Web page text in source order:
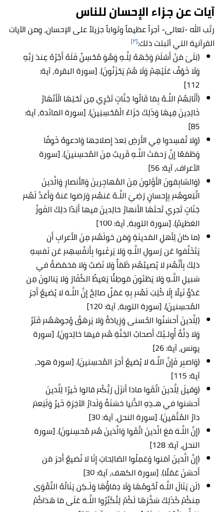
آيات عن جزاء الإحسان للناس
رتّب الله -تعالى- أجراً عظيماً وثواباً جزيلاً على الإحسان، ومن الآيات
القرآنية التي أثبتت ذلك:[٢]
(بَلَىٰ مَنْ أَسْلَمَ وَجْهَهُ لِلَّـهِ وَهُوَ مُحْسِنٌ فَلَهُ أَجْرُهُ عِندَ رَبِّهِ
وَلَا خَوْفٌ عَلَيْهِمْ وَلَا هُمْ يَحْزَنُونَ). [سورة البقرة، آية:
112]
(أَثَابَهُمُ اللَّـهُ بِمَا قَالُوا جَنَّاتٍ تَجْرِي مِن تَحْتِهَا الْأَنْهَارُ
خَالِدِينَ فِيهَا وَذَلِكَ جَزَاءُ الْمُحْسِنِينَ). [سورة المائدة، آية:
85]
(وَلا تُفسِدوا فِي الأَرضِ بَعدَ إِصلاحِها وَادعوهُ خَوفًا
وَطَمَعًا إِنَّ رَحمَتَ اللَّـهِ قَريبٌ مِنَ المُحسِنينَ). [سورة
الأعراف، آية: 56]
(وَالسّابِقونَ الأَوَّلونَ مِنَ المُهاجِرينَ وَالأَنصارِ وَالَّذينَ
اتَّبَعوهُم بِإِحسانٍ رَضِيَ اللَّـهُ عَنهُم وَرَضوا عَنهُ وَأَعَدَّ لَهُم
جَنّاتٍ تَجري تَحتَهَا الأَنهارُ خالِدينَ فيها أَبَدًا ذلِكَ الفَوزُ
العَظيمُ). [سورة التوبة، آية: 100]
(ما كانَ لِأَهلِ المَدينَةِ وَمَن حَولَهُم مِنَ الأَعرابِ أَن
يَتَخَلَّفوا عَن رَسولِ اللَّـهِ وَلا يَرغَبوا بِأَنفُسِهِم عَن نَفسِهِ
ذلِكَ بِأَنَّهُم لا يُصيبُهُم ظَمَأٌ وَلا نَصَبٌ وَلا مَخمَصَةٌ في
سَبيلِ اللَّـهِ وَلا يَطَئونَ مَوطِئًا يَغيظُ الكُفّارَ وَلا يَنالونَ مِن
عَدُوٍّ نَيلًا إِلّا كُتِبَ لَهُم بِهِ عَمَلٌ صالِحٌ إِنَّ اللَّـهَ لا يُضيعُ أَجرَ
المُحسِنينَ). [سورة التوبة، آية: 120]
(لِلَّذينَ أَحسَنُوا الحُسنى وَزِيادَةٌ وَلا يَرهَقُ وُجوهَهُم قَتَرٌ
وَلا ذِلَّةٌ أُولـئِكَ أَصحابُ الجَنَّةِ هُم فيها خالِدونَ). [سورة
يونس، آية: 26]
(وَاصبِر فَإِنَّ اللَّـهَ لا يُضيعُ أَجرَ المُحسِنينَ). [سورة هود،
آية: 115]
(وَقيلَ لِلَّذينَ اتَّقَوا ماذا أَنزَلَ رَبُّكُم قالوا خَيرًا لِلَّذينَ
أَحسَنوا في هـذِهِ الدُّنيا حَسَنَةٌ وَلَدارُ الآخِرَةِ خَيرٌ وَلَنِعمَ
دارُ المُتَّقينَ). [سورة النحل، آية: 30]
(إِنَّ اللَّـهَ مَعَ الَّذينَ اتَّقَوا وَالَّذينَ هُم مُحسِنونَ). [سورة
النحل، آية: 128]
(إِنَّ الَّذينَ آمَنوا وَعَمِلُوا الصّالِحاتِ إِنّا لا نُضيعُ أَجرَ مَن
أَحسَنَ عَمَلًا). [سورة الكهف، آية: 30]
(لَن يَنَالَ اللَّـهَ لُحُومُهَا وَلَا دِمَاؤُهَا وَلَـكِن يَنَالُهُ التَّقْوَى
مِنكُمْ كَذَلِكَ سَخَّرَهَا لَكُمْ لِتُكَبِّرُوا اللَّـهَ عَلَى مَا هَدَاكُمْ